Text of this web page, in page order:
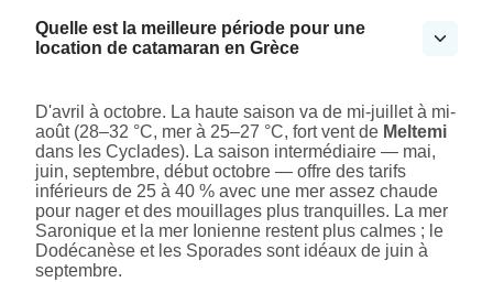
Quelle est la meilleure période pour une
location de catamaran en Grèce
D'avril à octobre. La haute saison va de mi-juillet à mi-
août (28–32 °C, mer à 25–27 °C, fort vent de Meltemi
dans les Cyclades). La saison intermédiaire — mai,
juin, septembre, début octobre — offre des tarifs
inférieurs de 25 à 40 % avec une mer assez chaude
pour nager et des mouillages plus tranquilles. La mer
Saronique et la mer Ionienne restent plus calmes ; le
Dodécanèse et les Sporades sont idéaux de juin à
septembre.